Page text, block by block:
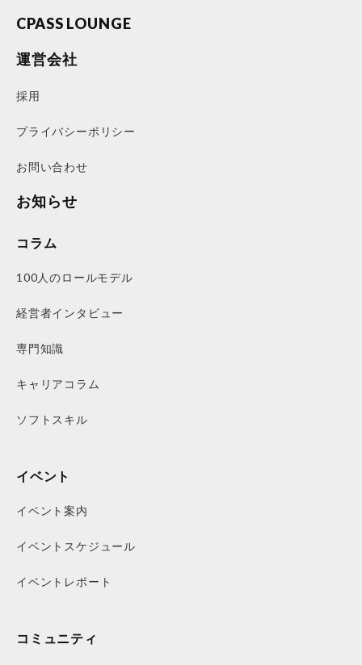
CPASS LOUNGE
運営会社
採用
プライバシーポリシー
お問い合わせ
お知らせ
コラム
100人のロールモデル
経営者インタビュー
専門知識
キャリアコラム
ソフトスキル
イベント
イベント案内
イベントスケジュール
イベントレポート
コミュニティ